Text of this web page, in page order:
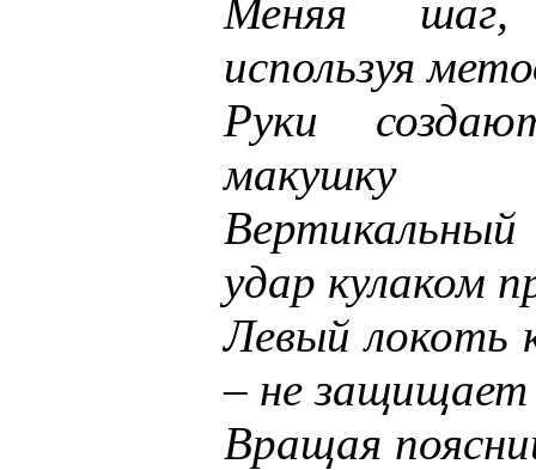
Меняя
используя
Руки
макушку
удар кулаком
Левый локоть
– не защищает
Вращая